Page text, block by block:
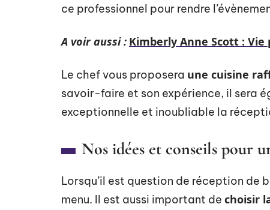
ce professionnel pour rendre
A voir aussi : Kimberly Anne Scott :
Le chef vous proposera une cuisine
savoir-faire et son expérience, il sera
exceptionnelle et inoubliable la
Nos idées et conseils pour
Lorsqu’il est question de réception de
menu. Il est aussi important de choisir